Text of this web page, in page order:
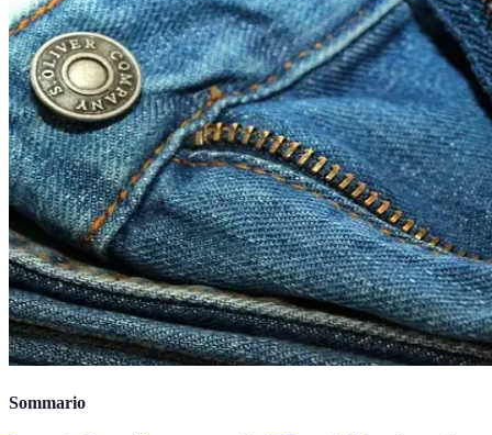
Sommario